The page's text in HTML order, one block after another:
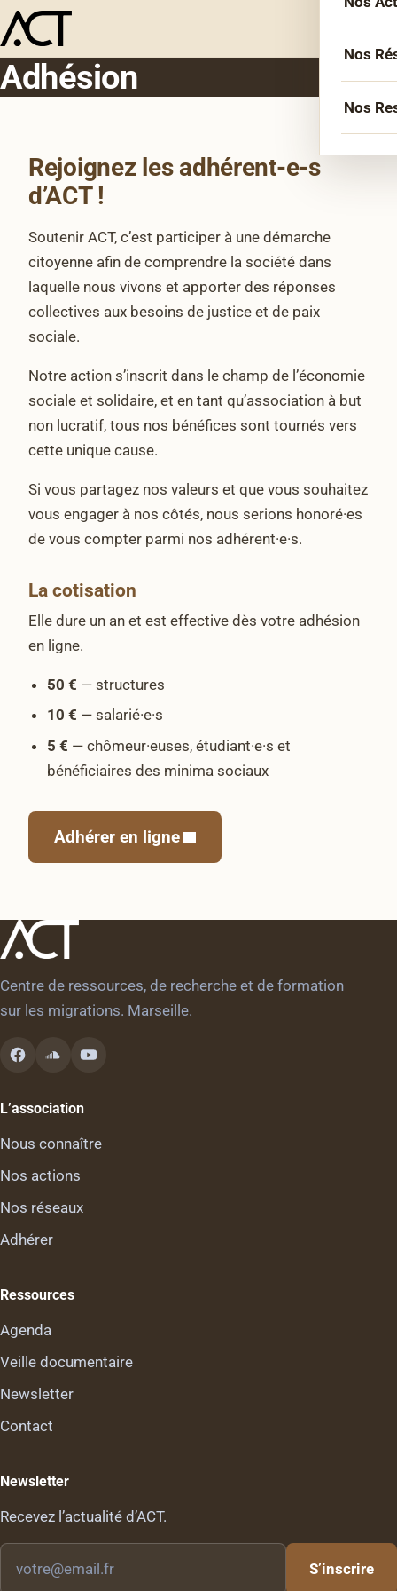
Nos
Nos
Adhésion
Rejoignez les adhérent-e-s
d’ACT !
Soutenir ACT, c’est participer à une démarche
citoyenne afin de comprendre la société dans
laquelle nous vivons et apporter des réponses
collectives aux besoins de justice et de paix
sociale.
Notre action s’inscrit dans le champ de l’économie
sociale et solidaire, et en tant qu’association à but
non lucratif, tous nos bénéfices sont tournés vers
cette unique cause.
Si vous partagez nos valeurs et que vous souhaitez
vous engager à nos côtés, nous serions honoré·es
de vous compter parmi nos adhérent·e·s.
La cotisation
Elle dure un an et est effective dès votre adhésion
en ligne.
50 € — structures
10 € — salarié·e·s
5 € — chômeur·euses, étudiant·e·s et
bénéficiaires des minima sociaux
Adhérer en ligne
Centre de ressources, de recherche et de formation
sur les migrations. Marseille.
L’association
Nous connaître
Nos actions
Nos réseaux
Adhérer
Ressources
Agenda
Veille documentaire
Newsletter
Contact
Newsletter
Recevez l’actualité d’ACT.
email
S’inscrire